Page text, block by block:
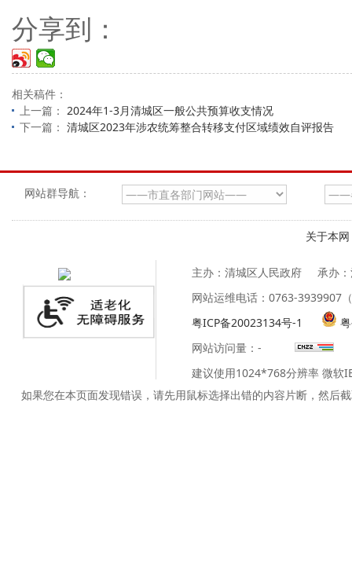
分享到：
相关稿件：
上一篇： 2024年1-3月清城区一般公共预算收支情况
下一篇： 清城区2023年涉农统筹整合转移支付区域绩效自评报告
网站群导航：
关于本网
主办：清城区人民政府
承办
网站运维电话：0763-3939907
粤ICP备20023134号-1
网站访问量： -
建议使用1024*768分辨率 微软
如果您在本页面发现错误，请先用鼠标选择出错的内容片断，然后